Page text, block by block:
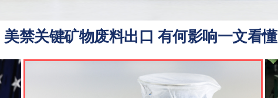
美禁关键矿物废料出口 有何影响一文看懂